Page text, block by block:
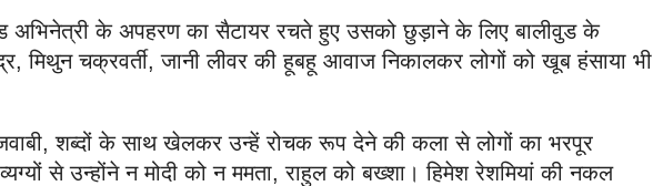
अभिनेत्री के अपहरण का सैटायर रचते हुए उसको छुड़ाने के लिए बालीवुड के
मिथुन चक्रवर्ती, जानी लीवर की हूबहू आवाज निकालकर लोगों को खूब हंसाया भी
शब्दों के साथ खेलकर उन्हें रोचक रूप देने की कला से लोगों का भरपूर
से उन्होंने न मोदी को न ममता, राहुल को बख्शा। हिमेश रेशमियां की नकल